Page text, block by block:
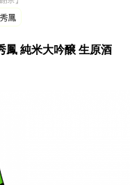
秀鳳
鳳 純米大吟醸 生原酒